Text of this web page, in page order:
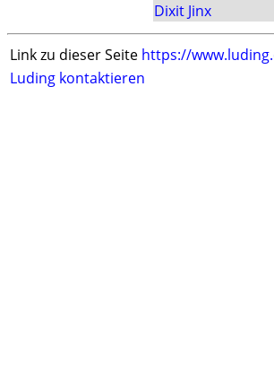
Dixit Jinx
Link zu dieser Seite https://
Luding kontaktieren